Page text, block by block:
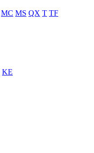
MC MS QX T TF
KE